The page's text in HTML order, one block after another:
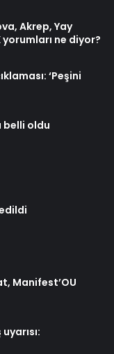
Akrep, Yay
yorumları ne diyor?
‘Peşini
belli oldu
Manifest’OU